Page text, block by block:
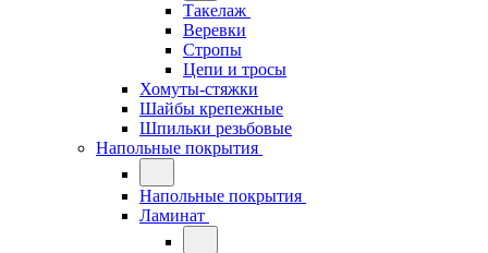
Такелаж
Веревки
Стропы
Цепи и тросы
Хомуты-стяжки
Шайбы крепежные
Шпильки резьбовые
Напольные покрытия
Напольные покрытия
Ламинат